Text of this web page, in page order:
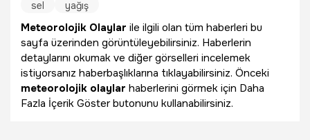
sel
yağış
Meteorolojik Olaylar ile ilgili olan tüm haberleri bu
sayfa üzerinden görüntüleyebilirsiniz. Haberlerin
detaylarını okumak ve diğer görselleri incelemek
istiyorsanız haberbaşlıklarına tıklayabilirsiniz. Önceki
meteorolojik olaylar haberlerini görmek için Daha
Fazla İçerik Göster butonunu kullanabilirsiniz.